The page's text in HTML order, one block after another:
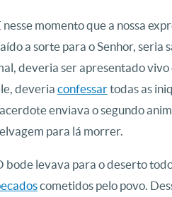
nesse momento que a nossa
a sorte para o Senhor, seria
deveria ser apresentado
deveria confessartodas as
enviava o segundo
para lá morrer.
bode levava para o deserto
cometidos pelo povo.